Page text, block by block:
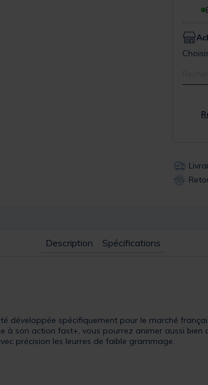
Description Spécifications
été développée spécifiquement pour le marché
à son action fast+, vous pourrez animer aussi bien
précision les leurres de faible grammage.